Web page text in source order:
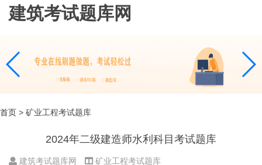
建筑考试题库网
首页 > 矿业工程考试题库
2024年二级建造师水利科目考试题库
建筑考试题库网
矿业工程考试题库